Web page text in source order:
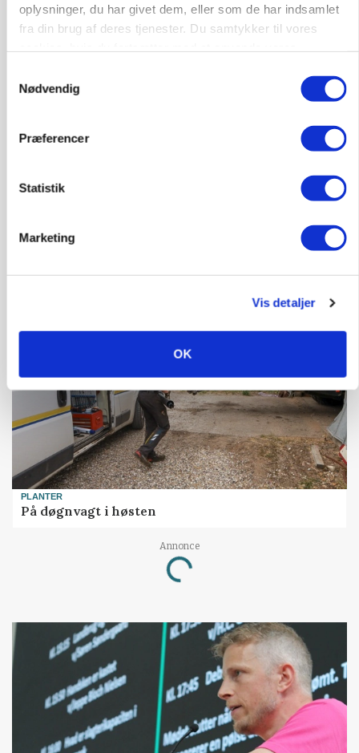
oplysninger, du har givet dem, eller som de har indsamlet
fra din brug af deres tjenester. Du samtykker til vores
Nødvendig
Præferencer
Statistik
Marketing
Vis detaljer
OK
Danish Crown slår igen i noteringsstrid: Tysk
gab er 3 kroner – ikke 4,30
LEDER
økoproduktion
PLANTER
På døgnvagt i høsten
Annonce
Loading...